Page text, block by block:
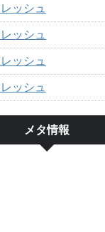
ッシュ
ッシュ
ッシュ
ッシュ
メタ情報